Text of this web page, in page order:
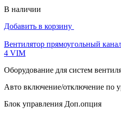
В наличии
Добавить в корзину
Вентилятор прямоугольный
4 VIM
Оборудование для систем
Авто включение/отключение по
Блок управления Доп.опция